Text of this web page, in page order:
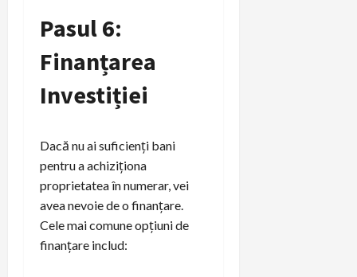
Pasul 6:
Finanțarea
Investiției
Dacă nu ai suficienți bani
pentru a achiziționa
proprietatea în numerar, vei
avea nevoie de o finanțare.
Cele mai comune opțiuni de
finanțare includ: